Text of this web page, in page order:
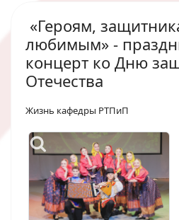
«Героям,
любимым» -
концерт ко Дню
Отечества
Жизнь кафедры РТПиП